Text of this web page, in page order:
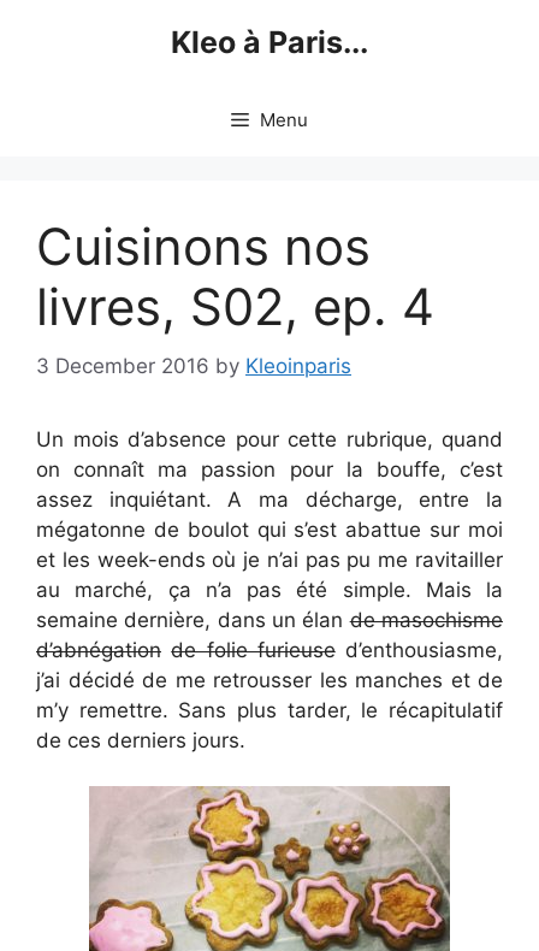
Kleo à Paris...
Menu
Cuisinons nos
livres, S02, ep. 4
3 December 2016 by Kleoinparis
Un mois d’absence pour cette rubrique, quand
on connaît ma passion pour la bouffe, c’est
assez inquiétant. A ma décharge, entre la
mégatonne de boulot qui s’est abattue sur moi
et les week-ends où je n’ai pas pu me ravitailler
au marché, ça n’a pas été simple. Mais la
semaine dernière, dans un élande masochisme
d’abnégation de folie furieused’enthousiasme,
j’ai décidé de me retrousser les manches et de
m’y remettre. Sans plus tarder, le récapitulatif
de ces derniers jours.